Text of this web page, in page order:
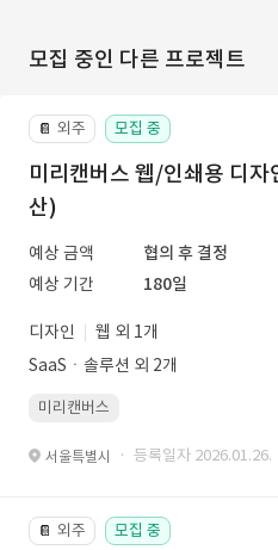
모집 중인 다른 프로젝트
📔 외주 모집 중
미리캔버스 웹/인쇄용 디자
산)
예상 금액
협의 후 결정
예상 기간
180일
디자인
웹 외 1개
SaaSㆍ솔루션 외 2개
미리캔버스
서울특별시 · 등록일자 2026.01.26.
📔 외주 모집 중